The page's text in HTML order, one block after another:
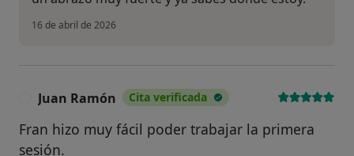
16 de abril de 2026
Juan Ramón Cita verificada
Fran hizo muy fácil poder trabajar la primera
sesión.